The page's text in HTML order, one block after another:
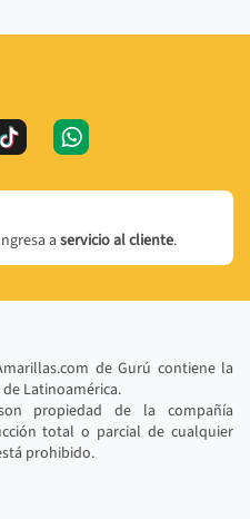
aservicio al cliente.
de Gurú contiene la
Latinoamérica.
propiedad de la compañía
total o parcial de cualquier
prohibido.